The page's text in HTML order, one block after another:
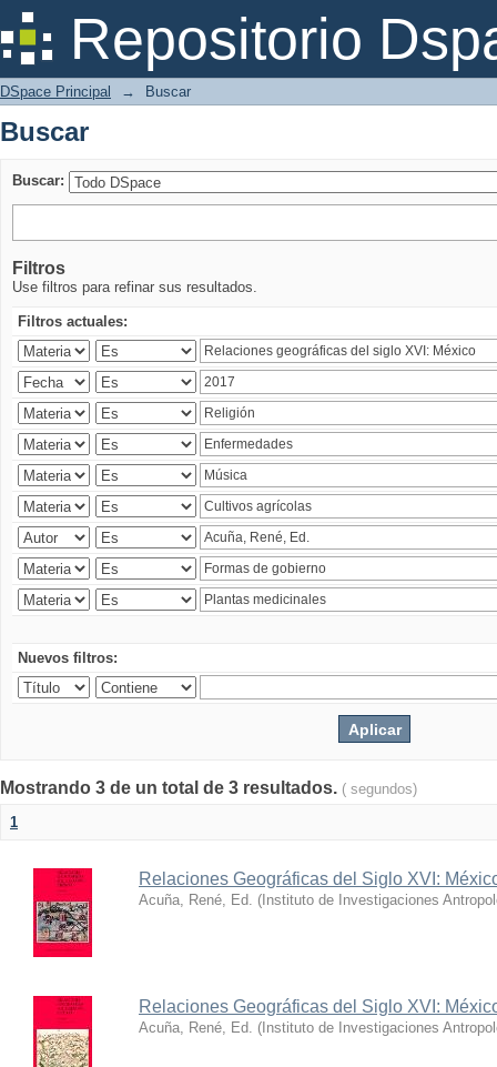
Repositorio
Buscar
DSpace Principal → Buscar
Buscar
Buscar:
Filtros
Use filtros para refinar sus resultados.
Filtros actuales:
Nuevos filtros:
Mostrando 3 de un total de 3 resultados. ( segundos)
1
Relaciones Geográficas del Siglo XVI:
Acuña, René, Ed. ( Instituto de Investigaciones
Relaciones Geográficas del Siglo XVI:
Acuña, René, Ed. ( Instituto de Investigaciones